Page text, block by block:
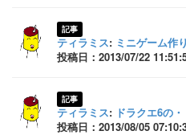
記事
ティラミス: ミニゲーム作
投稿日：2013/07/22
記事
ティラミス: ドラクエ6の・
投稿日：2013/08/05 07:10:34 (